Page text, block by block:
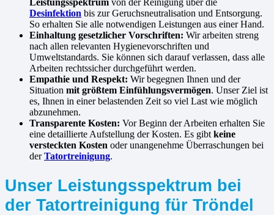
Leistungsspektrum von der Reinigung über die
Desinfektion bis zur Geruchsneutralisation und Entsorgung.
So erhalten Sie alle notwendigen Leistungen aus einer Hand.
Einhaltung gesetzlicher Vorschriften: Wir arbeiten streng
nach allen relevanten Hygienevorschriften und
Umweltstandards. Sie können sich darauf verlassen, dass alle
Arbeiten rechtssicher durchgeführt werden.
Empathie und Respekt: Wir begegnen Ihnen und der
Situation mit größtem Einfühlungsvermögen. Unser Ziel ist
es, Ihnen in einer belastenden Zeit so viel Last wie möglich
abzunehmen.
Transparente Kosten: Vor Beginn der Arbeiten erhalten Sie
eine detaillierte Aufstellung der Kosten. Es gibt keine
versteckten Kosten oder unangenehme Überraschungen bei
derTatortreinigung.
Unser Leistungsspektrum bei
der Tatortreinigung für Tröndel